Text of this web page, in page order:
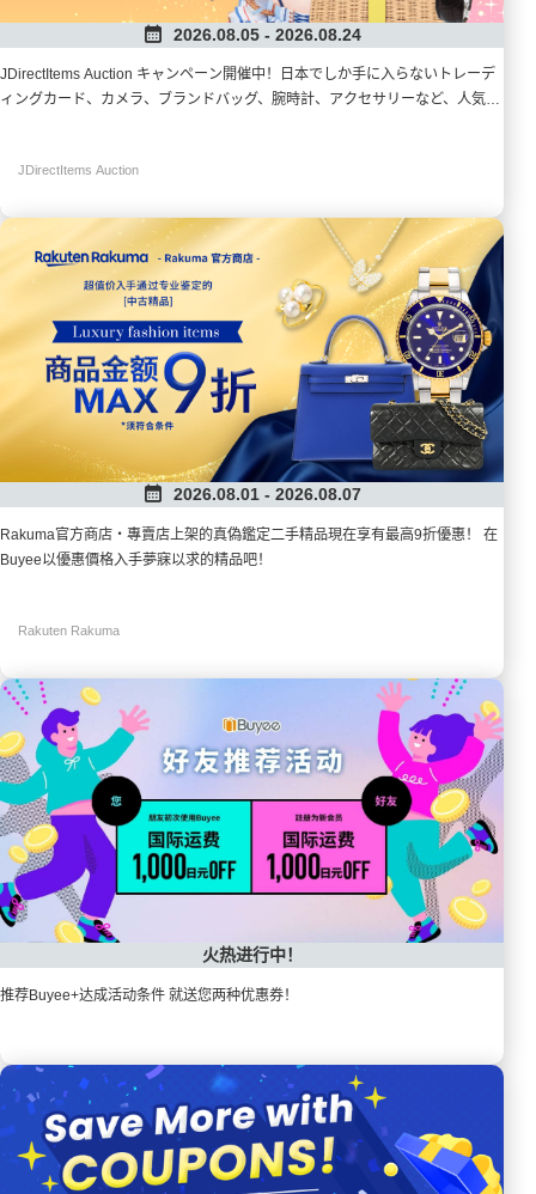
2026.08.05 - 2026.08.24
JDirectItems Auction キャンペーン開催中！日本でしか手に入らないトレーデ
ィングカード、カメラ、ブランドバッグ、腕時計、アクセサリーなど、人気の
JDirectItems Auction
2026.08.01 - 2026.08.07
Rakuma官方商店・專賣店上架的真偽鑑定二手精品現在享有最高9折優惠！ 在
Buyee以優惠價格入手夢寐以求的精品吧！
Rakuten Rakuma
火热进行中！
推荐Buyee+达成活动条件 就送您两种优惠券！